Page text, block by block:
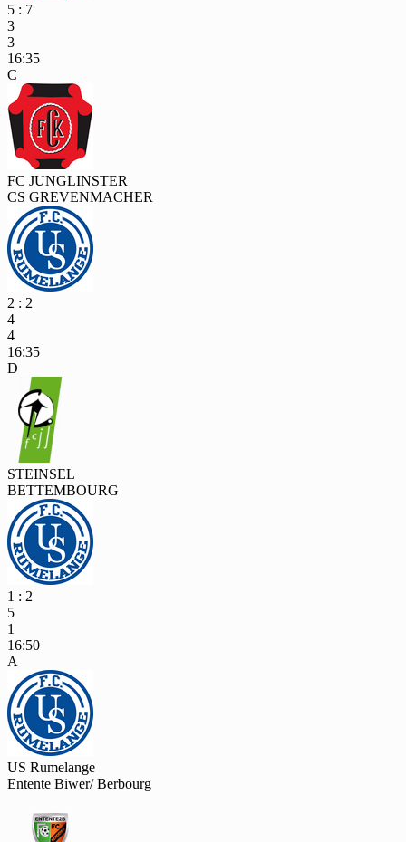
5 : 7
3
3
16:35
C
FC JUNGLINSTER
CS GREVENMACHER
2 : 2
4
4
16:35
D
STEINSEL
BETTEMBOURG
1 : 2
5
1
16:50
A
US Rumelange
Entente Biwer/ Berbourg